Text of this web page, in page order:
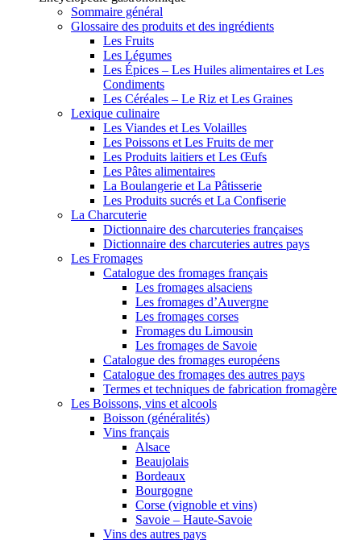
Sommaire général
Glossaire des produits et des ingrédients
Les Fruits
Les Légumes
Les Épices – Les Huiles alimentaires et Les
Condiments
Les Céréales – Le Riz et Les Graines
Lexique culinaire
Les Viandes et Les Volailles
Les Poissons et Les Fruits de mer
Les Produits laitiers et Les Œufs
Les Pâtes alimentaires
La Boulangerie et La Pâtisserie
Les Produits sucrés et La Confiserie
La Charcuterie
Dictionnaire des charcuteries françaises
Dictionnaire des charcuteries autres pays
Les Fromages
Catalogue des fromages français
Les fromages alsaciens
Les fromages d’Auvergne
Les fromages corses
Fromages du Limousin
Les fromages de Savoie
Catalogue des fromages européens
Catalogue des fromages des autres pays
Termes et techniques de fabrication fromagère
Les Boissons, vins et alcools
Boisson (généralités)
Vins français
Alsace
Beaujolais
Bordeaux
Bourgogne
Corse (vignoble et vins)
Savoie – Haute-Savoie
Vins des autres pays